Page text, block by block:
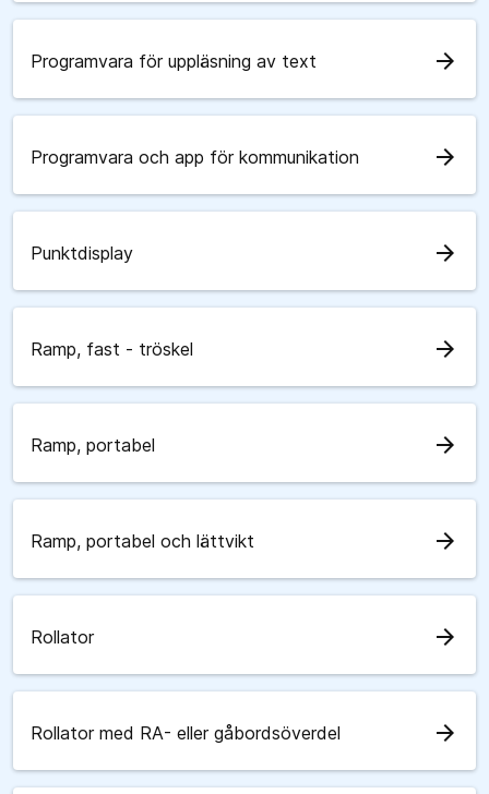
Programvara för uppläsning av text arrow_forward
Programvara och app för kommunikation arrow_forward
Punktdisplay arrow_forward
Ramp, fast - tröskel arrow_forward
Ramp, portabel arrow_forward
Ramp, portabel och lättvikt arrow_forward
Rollator arrow_forward
Rollator med RA- eller gåbordsöverdel arrow_forward